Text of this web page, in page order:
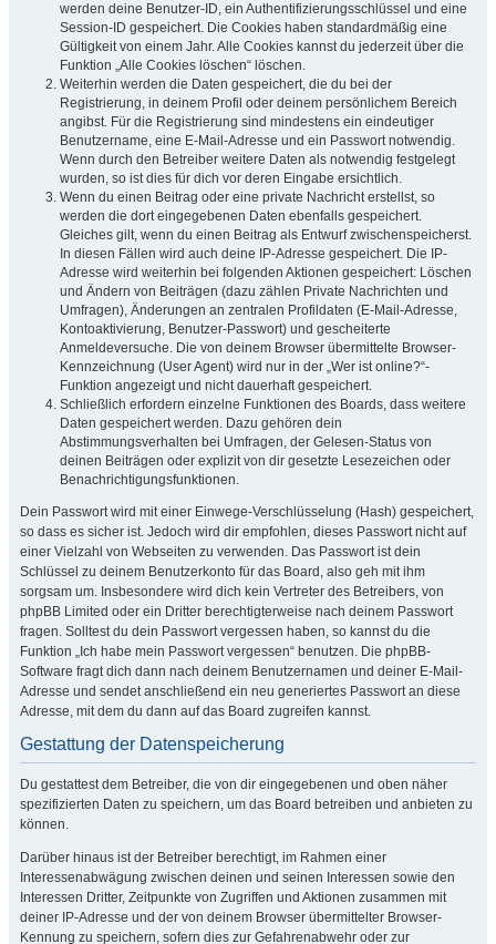
werden deine Benutzer-ID, ein Authentifizierungsschlüssel und eine
Session-ID gespeichert. Die Cookies haben standardmäßig eine
Gültigkeit von einem Jahr. Alle Cookies kannst du jederzeit über die
Funktion „Alle Cookies löschen“ löschen.
Weiterhin werden die Daten gespeichert, die du bei der
Registrierung, in deinem Profil oder deinem persönlichem Bereich
angibst. Für die Registrierung sind mindestens ein eindeutiger
Benutzername, eine E-Mail-Adresse und ein Passwort notwendig.
Wenn durch den Betreiber weitere Daten als notwendig festgelegt
wurden, so ist dies für dich vor deren Eingabe ersichtlich.
Wenn du einen Beitrag oder eine private Nachricht erstellst, so
werden die dort eingegebenen Daten ebenfalls gespeichert.
Gleiches gilt, wenn du einen Beitrag als Entwurf zwischenspeicherst.
In diesen Fällen wird auch deine IP-Adresse gespeichert. Die IP-
Adresse wird weiterhin bei folgenden Aktionen gespeichert: Löschen
und Ändern von Beiträgen (dazu zählen Private Nachrichten und
Umfragen), Änderungen an zentralen Profildaten (E-Mail-Adresse,
Kontoaktivierung, Benutzer-Passwort) und gescheiterte
Anmeldeversuche. Die von deinem Browser übermittelte Browser-
Kennzeichnung (User Agent) wird nur in der „Wer ist online?“-
Funktion angezeigt und nicht dauerhaft gespeichert.
Schließlich erfordern einzelne Funktionen des Boards, dass weitere
Daten gespeichert werden. Dazu gehören dein
Abstimmungsverhalten bei Umfragen, der Gelesen-Status von
deinen Beiträgen oder explizit von dir gesetzte Lesezeichen oder
Benachrichtigungsfunktionen.
Dein Passwort wird mit einer Einwege-Verschlüsselung (Hash) gespeichert,
so dass es sicher ist. Jedoch wird dir empfohlen, dieses Passwort nicht auf
einer Vielzahl von Webseiten zu verwenden. Das Passwort ist dein
Schlüssel zu deinem Benutzerkonto für das Board, also geh mit ihm
sorgsam um. Insbesondere wird dich kein Vertreter des Betreibers, von
phpBB Limited oder ein Dritter berechtigterweise nach deinem Passwort
fragen. Solltest du dein Passwort vergessen haben, so kannst du die
Funktion „Ich habe mein Passwort vergessen“ benutzen. Die phpBB-
Software fragt dich dann nach deinem Benutzernamen und deiner E-Mail-
Adresse und sendet anschließend ein neu generiertes Passwort an diese
Adresse, mit dem du dann auf das Board zugreifen kannst.
Gestattung der Datenspeicherung
Du gestattest dem Betreiber, die von dir eingegebenen und oben näher
spezifizierten Daten zu speichern, um das Board betreiben und anbieten zu
können.
Darüber hinaus ist der Betreiber berechtigt, im Rahmen einer
Interessenabwägung zwischen deinen und seinen Interessen sowie den
Interessen Dritter, Zeitpunkte von Zugriffen und Aktionen zusammen mit
deiner IP-Adresse und der von deinem Browser übermittelter Browser-
Kennung zu speichern, sofern dies zur Gefahrenabwehr oder zur